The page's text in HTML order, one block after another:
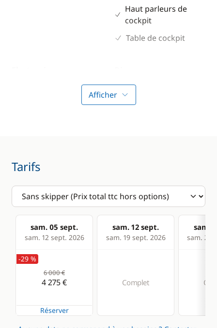
Haut parleurs de
cockpit
Table de cockpit
Convertisseur 220V
Sondeur
Equipement de
Cuisine
Congélateur
Cuisinière
Confort
Eau chaude
Afficher
Tarifs
sam. 05 sept.
sam. 12 sept. 2026
sam. 12 sept.
sam. 19 sept. 2026
sam.
sam. 26
-29 %
6 000 €
4 275 €
Réserver
Complet